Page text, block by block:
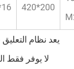
420*200
يعد نظام
لا يوفر فقط